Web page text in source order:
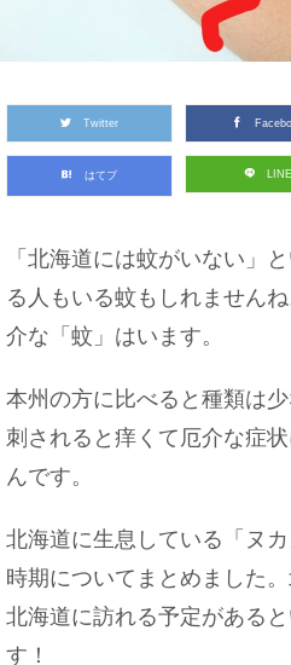
Twitter
はてブ LINE
「北海道には蚊がいない」
る人もいる蚊もしれません
介な「蚊」はいます。
本州の方に比べると種類は
刺されると痒くて厄介な症
んです。
北海道に生息している「ヌ
時期についてまとめました
北海道に訪れる予定がある
す！